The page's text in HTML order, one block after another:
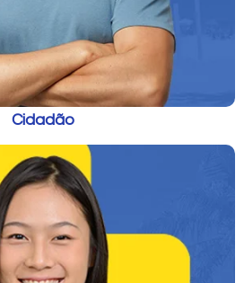
Cidadão